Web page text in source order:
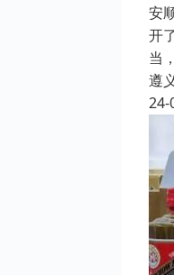
安
开
当
遵
24-